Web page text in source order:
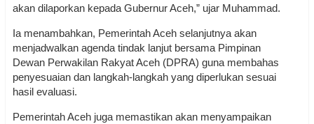
akan dilaporkan kepada Gubernur Aceh,” ujar Muhammad.
Ia menambahkan, Pemerintah Aceh selanjutnya akan
menjadwalkan agenda tindak lanjut bersama Pimpinan
Dewan Perwakilan Rakyat Aceh (DPRA) guna membahas
penyesuaian dan langkah-langkah yang diperlukan sesuai
hasil evaluasi.
Pemerintah Aceh juga memastikan akan menyampaikan